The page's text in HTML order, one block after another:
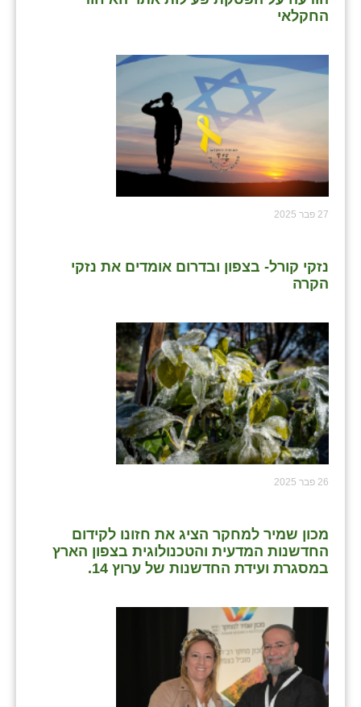
החקלאי
27 פבר 2025
נזקי קורל- בצפון ובדרום אומדים את נזקי
הקרה
26 פבר 2025
מכון שמיר למחקר הציג את חזונו לקידום
החדשנות המדעית והטכנולוגית בצפון הארץ
במסגרת ועידת החדשנות של ערוץ 14.